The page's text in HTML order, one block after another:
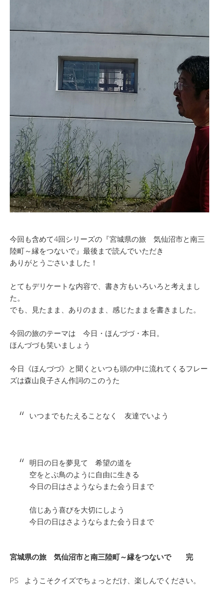
今回も含めて4回シリーズの『宮城県の旅 気仙沼市と南三
陸町～縁をつないで』最後まで読んでいただき
ありがとうごさいました！
とてもデリケートな内容で、書き方もいろいろと考えまし
た。
でも、見たまま、ありのまま、感じたままを書きました。
今回の旅のテーマは 今日・ほんづづ・本日。
ほんづづも笑いましょう
今日《ほんづづ》と聞くといつも頭の中に流れてくるフレー
ズは森山良子さん作詞のこのうた
いつまでもたえることなく 友達でいよう
明日の日を夢見て 希望の道を
空をとぶ鳥のように自由に生きる
今日の日はさようならまた会う日まで
信じあう喜びを大切にしよう
今日の日はさようならまた会う日まで
宮城県の旅 気仙沼市と南三陸町～縁をつないで 完
PS ようこそクイズでちょっとだけ、楽しんでください。